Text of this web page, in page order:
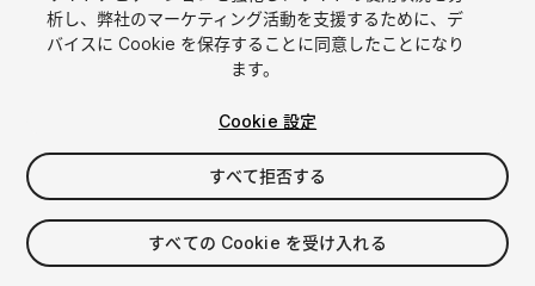
$7.99
消費税は決済時に計算されます
析し、弊社のマーケティング活動を支援するために、デ
バイスに Cookie を保存することに同意したことになり
ます。
Cookie 設定
すべて拒否する
すべての Cookie を受け入れる